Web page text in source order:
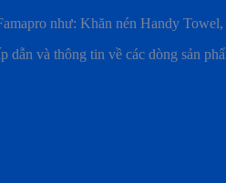
như: Khăn nén Handy
dẫn và thông tin về các dòng sản